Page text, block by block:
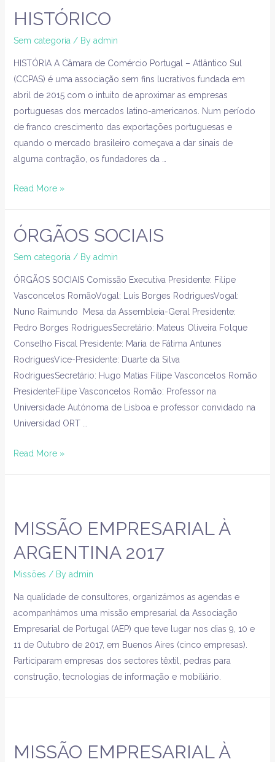
HISTÓRICO
Sem categoria / By admin
HISTÓRIA A Câmara de Comércio Portugal – Atlântico Sul
(CCPAS) é uma associação sem fins lucrativos fundada em
abril de 2015 com o intuito de aproximar as empresas
portuguesas dos mercados latino-americanos. Num período
de franco crescimento das exportações portuguesas e
quando o mercado brasileiro começava a dar sinais de
alguma contração, os fundadores da …
Read More »
ÓRGÃOS SOCIAIS
Sem categoria / By admin
ÓRGÃOS SOCIAIS Comissão Executiva Presidente: Filipe
Vasconcelos RomãoVogal: Luís Borges RodriguesVogal:
Nuno Raimundo Mesa da Assembleia-Geral Presidente:
Pedro Borges RodriguesSecretário: Mateus Oliveira Folque
Conselho Fiscal Presidente: Maria de Fátima Antunes
RodriguesVice-Presidente: Duarte da Silva
RodriguesSecretário: Hugo Matias Filipe Vasconcelos Romão
PresidenteFilipe Vasconcelos Romão: Professor na
Universidade Autónoma de Lisboa e professor convidado na
Universidad ORT …
Read More »
MISSÃO EMPRESARIAL À
ARGENTINA 2017
Missões / By admin
Na qualidade de consultores, organizámos as agendas e
acompanhámos uma missão empresarial da Associação
Empresarial de Portugal (AEP) que teve lugar nos dias 9, 10 e
11 de Outubro de 2017, em Buenos Aires (cinco empresas).
Participaram empresas dos sectores têxtil, pedras para
construção, tecnologias de informação e mobiliário.
MISSÃO EMPRESARIAL À